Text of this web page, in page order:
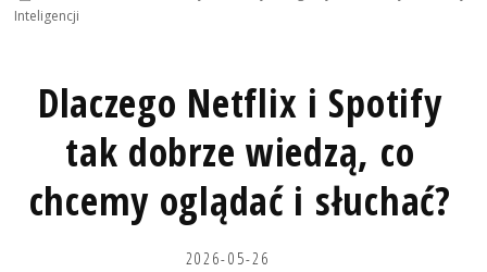
Inteligencji
Dlaczego Netflix i Spotify
tak dobrze wiedzą, co
chcemy oglądać i słuchać?
2026-05-26